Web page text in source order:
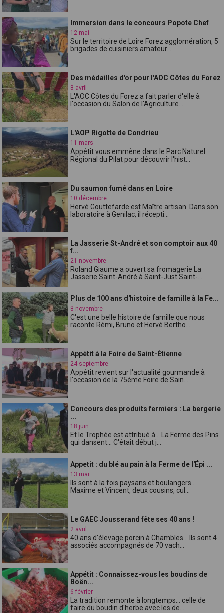
Immersion dans le concours Popote Chef
12 mai
Sur le territoire de Loire Forez agglomération, 5
brigades de cuisiniers amateur...
Des médailles d'or pour l'AOC Côtes du Forez
8 avril
L'AOC Côtes du Forez a fait parler d'elle à
l'occasion du Salon de l'Agriculture...
L'AOP Rigotte de Condrieu
11 mars
Appétit vous emmène dans le Parc Naturel
Régional du Pilat pour découvrir l'hist...
Du saumon fumé dans en Loire
10 décembre
Hervé Gouttefarde est Maître artisan. Dans son
laboratoire à Genilac, il récepti...
La Jasserie St-André et son comptoir aux 40
f...
21 novembre
Roland Giaume a ouvert sa fromagerie La
Jasserie Saint-André à Saint-Just Saint-...
Plus de 100 ans d'histoire de famille à la Fe...
8 novembre
C'est une belle histoire de famille que nous
raconte Rémi, Bruno et Hervé Bertho...
Appétit à la Foire de Saint-Étienne
24 septembre
Appétit revient sur l'actualité gourmande à
l'occasion de la 75ème Foire de Sain...
Concours des produits fermiers : La bergerie
...
18 juin
Et le Trophée est attribué à... La Ferme des Pins
qui dansent... C'était début j...
Appetit : du blé au pain à la Ferme de l'Épi ...
13 mai
Ils sont à la fois paysans et boulangers...
Maxime et Vincent, deux cousins, cul...
Le GAEC Jousserand fête ses 40 ans !
2 avril
40 ans d'élevage porcin à Chambles... Ils sont 4
associés accompagnés de 70 vach...
Appétit : Connaissez-vous les boudins de
Boën...
6 février
La tradition remonte à longtemps... celle de
faire du boudin d'herbe avec les de...